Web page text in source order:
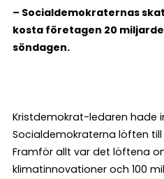
– Socialdemokraternas
kosta företagen 20
söndagen.
Kristdemokrat-ledaren hade
Socialdemokraterna löften
Framför allt var det löftena
klimatinnovationer och 100